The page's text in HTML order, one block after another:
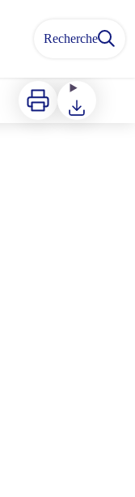
Recherche
Imprimer Télécharger